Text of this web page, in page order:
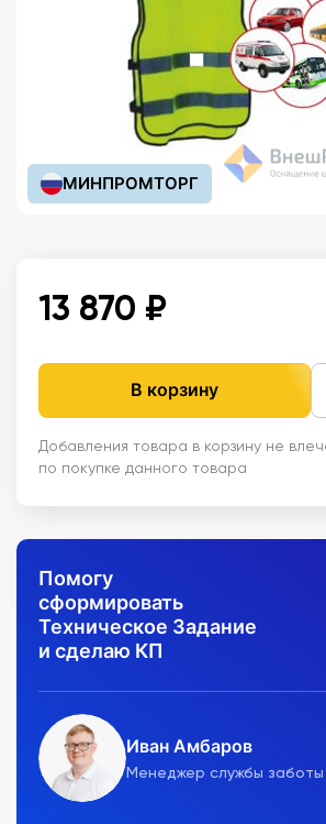
МИНПРОМТОРГ
13 870 ₽
В корзину
Добавления товара в корзину не
по покупке данного товара
Помогу
сформировать
Техническое Задание
и сделаю КП
Иван Амбаров
Менеджер службы заботы